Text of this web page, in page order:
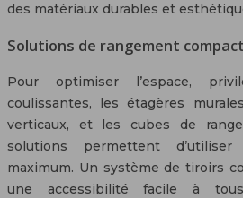
des matériaux durables et
Solutions de rangement
Pour optimiser l’espace,
coulissantes, les étagères
verticaux, et les cubes de
solutions permettent
maximum. Un système de tiroirs
une accessibilité facile à